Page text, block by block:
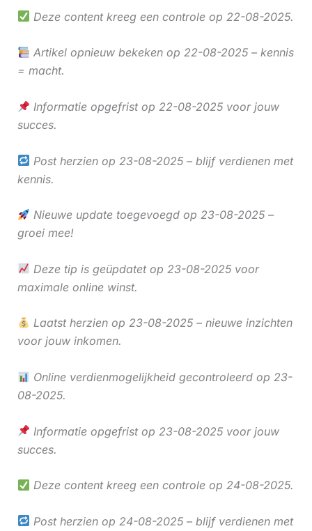
Deze content kreeg een controle op 22-08-2025.
Artikel opnieuw bekeken op 22-08-2025 – kennis
= macht.
Informatie opgefrist op 22-08-2025 voor jouw
succes.
Post herzien op 23-08-2025 – blijf verdienen met
kennis.
Nieuwe update toegevoegd op 23-08-2025 –
groei mee!
Deze tip is geüpdatet op 23-08-2025 voor
maximale online winst.
Laatst herzien op 23-08-2025 – nieuwe inzichten
voor jouw inkomen.
Online verdienmogelijkheid gecontroleerd op 23-
08-2025.
Informatie opgefrist op 23-08-2025 voor jouw
succes.
Deze content kreeg een controle op 24-08-2025.
Post herzien op 24-08-2025 – blijf verdienen met